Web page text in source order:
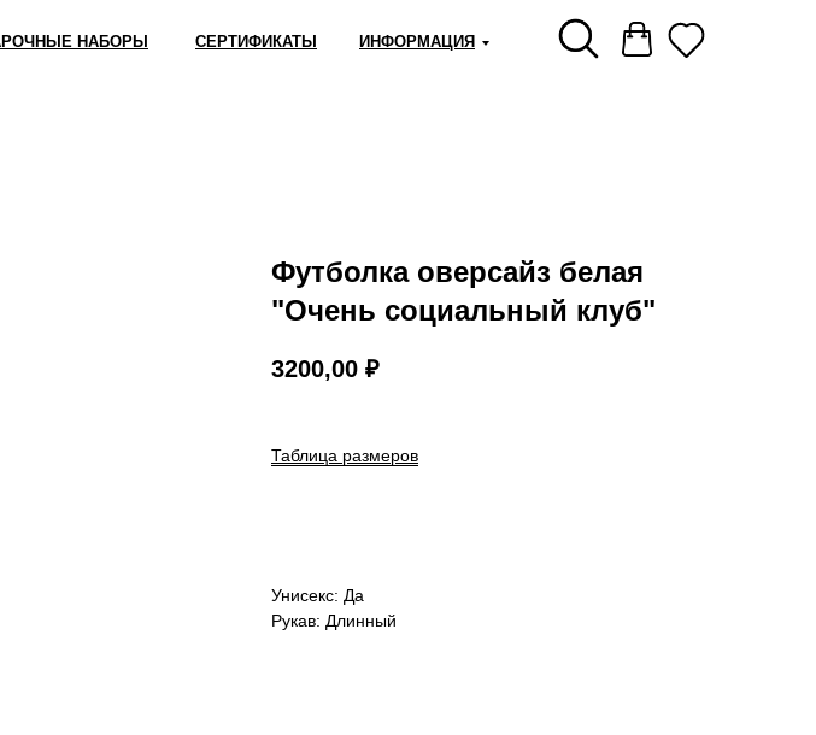
ИНФОРМАЦИЯ
НАБОРЫ СЕРТИФИКАТЫ
Футболка оверсайз белая
"Очень социальный клуб"
3200,00 ₽
Таблица размеров
Унисекс: Да
Рукав: Длинный